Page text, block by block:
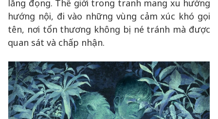
lắng đọng. Thế giới trong tranh mang xu hướng
hướng nội, đi vào những vùng cảm xúc khó gọi
tên, nơi tổn thương không bị né tránh mà được
quan sát và chấp nhận.